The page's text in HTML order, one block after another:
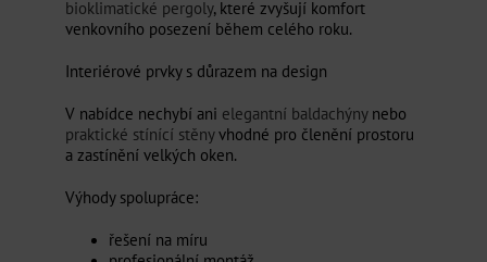
bioklimatické pergoly, které zvyšují komfort
venkovního posezení během celého roku.
Interiérové prvky s důrazem na design
V nabídce nechybí ani elegantní baldachýnynebo
praktické stínící stěnyvhodné pro členění prostoru
a zastínění velkých oken.
Výhody spolupráce:
řešení na míru